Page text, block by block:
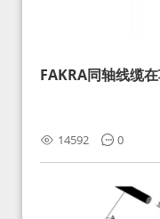
FAKRA同轴线缆
14592 0